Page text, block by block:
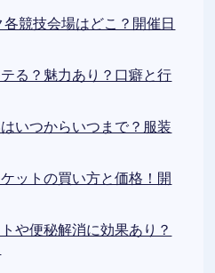
競技会場はどこ？開催日
る？魅力あり？口癖と行
いつからいつまで？服装
ットの買い方と価格！開
や便秘解消に効果あり？